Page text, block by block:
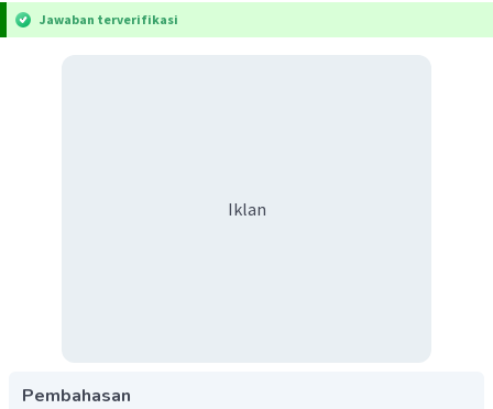
Jawaban terverifikasi
Iklan
Pembahasan